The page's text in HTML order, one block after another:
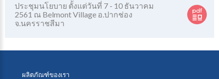
ประชุมนโยบาย ตั้งแต่วันที่ 7 - 10 ธันวาคม
2561 ณ Belmont Village อ.ปากช่อง
จ.นครราชสีมา
ผลิตภัณฑ์ของเรา